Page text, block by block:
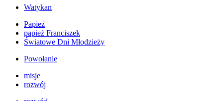
Watykan
Papież
papież Franciszek
Światowe Dni Młodzieży
Powołanie
misje
rozwój